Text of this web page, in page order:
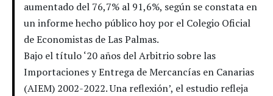
aumentado del 76,7% al 91,6%, según se constata en
un informe hecho público hoy por el Colegio Oficial
de Economistas de Las Palmas.
Bajo el título ‘20 años del Arbitrio sobre las
Importaciones y Entrega de Mercancías en Canarias
(AIEM) 2002-2022. Una reflexión’, el estudio refleja